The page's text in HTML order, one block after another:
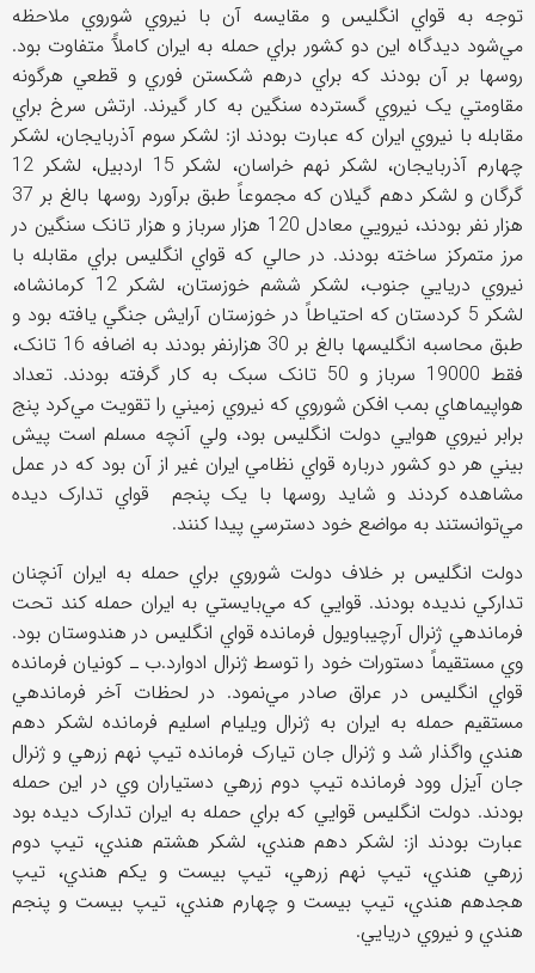
توجه به قواي انگليس و مقايسه آن با نيروي شوروي ملاحظه
مي‌شود ديدگاه اين دو کشور براي حمله به ايران کاملآً متفاوت بود.
روسها بر آن بودند که براي درهم شکستن فوري و قطعي هرگونه
مقاومتي يک نيروي گسترده سنگين به کار گيرند. ارتش سرخ براي
مقابله با نيروي ايران که عبارت بودند از: لشکر سوم آذربايجان، لشکر
چهارم آذربايجان، لشکر نهم خراسان، لشکر 15 اردبيل، لشکر 12
گرگان و لشکر دهم گيلان که مجموعاً طبق برآورد روسها بالغ بر 37
هزار نفر بودند، نيرويي معادل 120 هزار سرباز و هزار تانک سنگين در
مرز متمرکز ساخته بودند. در حالي که قواي انگليس براي مقابله با
نيروي دريايي جنوب، لشکر ششم خوزستان، لشکر 12 کرمانشاه،
لشکر 5 کردستان که احتياطاً در خوزستان آرايش جنگي يافته بود و
طبق محاسبه انگليسها بالغ بر 30 هزارنفر بودند به اضافه 16 تانک،
فقط 19000 سرباز و 50 تانک سبک به کار گرفته بودند. تعداد
هواپيماهاي بمب افکن شوروي که نيروي زميني را تقويت مي‌کرد پنج
برابر نيروي هوايي دولت انگليس بود، ولي آنچه مسلم است پيش
بيني هر دو کشور درباره قواي نظامي ايران غير از آن بود که در عمل
مشاهده کردند و شايد روسها با يک پنجم قواي تدارک ديده
مي‌توانستند به مواضع خود دسترسي پيدا کنند.
دولت انگليس بر خلاف دولت شوروي براي حمله به ايران آنچنان
تدارکي نديده بودند. قوايي که مي‌بايستي به ايران حمله کند تحت
فرماندهي ژنرال آرچيباويول فرمانده قواي انگليس در هندوستان بود.
وي مستقيماً دستورات خود را توسط ژنرال ادوارد.ب ـ کونيان فرمانده
قواي انگليس در عراق صادر مي‌نمود. در لحظات آخر فرماندهي
مستقيم حمله به ايران به ژنرال ويليام اسليم فرمانده لشکر دهم
هندي واگذار شد و ژنرال جان تيارک فرمانده تيپ نهم زرهي و ژنرال
جان آيزل وود فرمانده تيپ دوم زرهي دستياران وي در اين حمله
بودند. دولت انگليس قوايي که براي حمله به ايران تدارک ديده بود
عبارت بودند از: لشکر دهم هندي، لشکر هشتم هندي، تيپ دوم
زرهي هندي، تيپ نهم زرهي، تيپ بيست و يکم هندي، تيپ
هجدهم هندي، تيپ بيست و چهارم هندي، تيپ بيست و پنجم
هندي و نيروي دريايي.